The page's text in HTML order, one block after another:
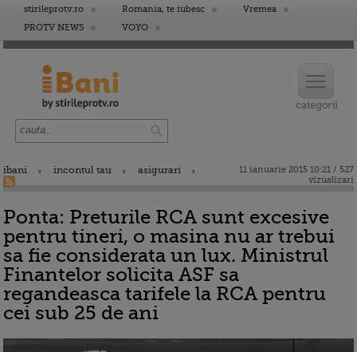
stirileprotv.ro Romania, te iubesc
Vremea
PROTV NEWS
VOYO
ibani incontul tau asigurari
11 ianuarie 2015 10:21 / 527
vizualizari
Ponta: Preturile RCA sunt excesive
pentru tineri, o masina nu ar trebui
sa fie considerata un lux. Ministrul
Finantelor solicita ASF sa
regandeasca tarifele la RCA pentru
cei sub 25 de ani